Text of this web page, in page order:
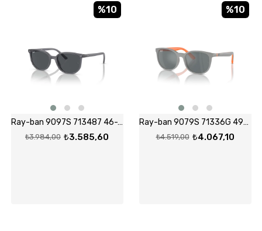
Ray-ban 9097S 713487 46-16 Güneş Gözlüğü
₺3.585,60
₺3.984,00
%10
Ray-ban 9079S 71336G 49-16 Güneş Gözlüğü
₺4.067,10
₺4.519,00
%10